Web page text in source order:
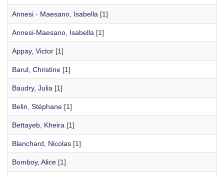
Annesi - Maesano, Isabella [1]
Annesi-Maesano, Isabella [1]
Appay, Victor [1]
Barul, Christine [1]
Baudry, Julia [1]
Belin, Stéphane [1]
Bettayeb, Kheira [1]
Blanchard, Nicolas [1]
Bomboy, Alice [1]